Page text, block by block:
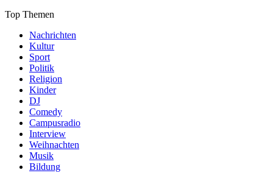
Top Themen
Nachrichten
Kultur
Sport
Politik
Religion
Kinder
DJ
Comedy
Campusradio
Interview
Weihnachten
Musik
Bildung